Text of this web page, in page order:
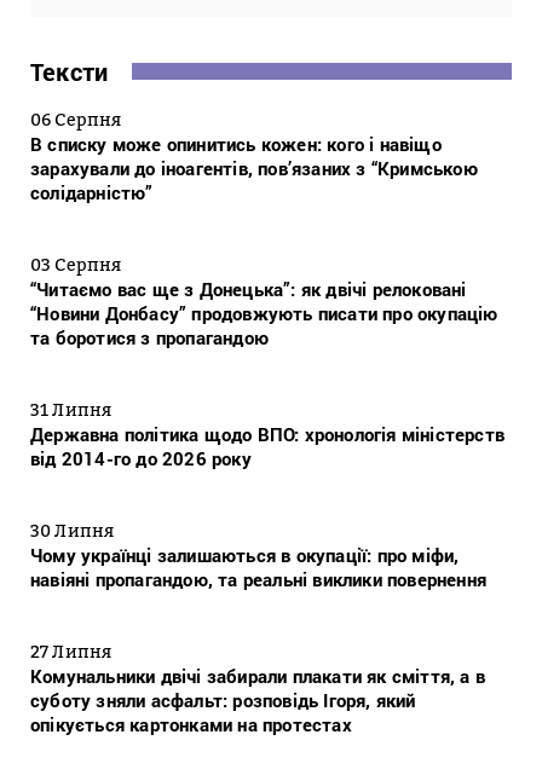
Тексти
06 Серпня
В списку може опинитись кожен: кого і навіщо
зарахували до іноагентів, пов’язаних з “Кримською
солідарністю”
03 Серпня
“Читаємо вас ще з Донецька”: як двічі релоковані
“Новини Донбасу” продовжують писати про окупацію
та боротися з пропагандою
31 Липня
Державна політика щодо ВПО: хронологія міністерств
від 2014-го до 2026 року
30 Липня
Чому українці залишаються в окупації: про міфи,
навіяні пропагандою, та реальні виклики повернення
27 Липня
Комунальники двічі забирали плакати як сміття, а в
суботу зняли асфальт: розповідь Ігоря, який
опікується картонками на протестах